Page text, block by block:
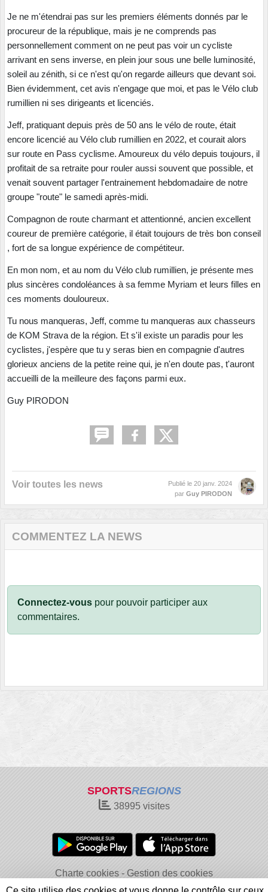
Je ne m'étendrai pas sur les premiers éléments donnés par le
procureur de la république, mais je ne comprends pas
personnellement comment on ne peut pas voir un cycliste
arrivant en sens inverse, en plein jour sous une belle luminosité,
soleil au zénith, si ce n'est qu'on regarde ailleurs que devant soi.
Bien évidemment, cet avis n'engage que moi, et pas le Vélo club
rumillien ni ses dirigeants et licenciés.
Jeff, pratiquant depuis près de 50 ans le vélo de route, était
encore licencié au Vélo club rumillien en 2022, et courait alors
sur route en Pass cyclisme. Amoureux du vélo depuis toujours, il
profitait de sa retraite pour rouler aussi souvent que possible, et
venait souvent partager l'entrainement hebdomadaire de notre
groupe "route" le samedi après-midi.
Compagnon de route charmant et attentionné, ancien excellent
coureur de première catégorie, il était toujours de très bon conseil
, fort de sa longue expérience de compétiteur.
En mon nom, et au nom du Vélo club rumillien, je présente mes
plus sincères condoléances à sa femme Myriam et leurs filles en
ces moments douloureux.
Tu nous manqueras, Jeff, comme tu manqueras aux chasseurs
de KOM Strava de la région. Et s'il existe un paradis pour les
cyclistes, j'espère que tu y seras bien en compagnie d'autres
glorieux anciens de la petite reine qui, je n'en doute pas, t'auront
accueilli de la meilleure des façons parmi eux.
Guy PIRODON
Voir toutes les news Publié le 20 janv. 2024
par Guy PIRODON
COMMENTEZ LA NEWS
Connectez-vous pour pouvoir participer aux
commentaires.
SPORTSREGIONS
38995visites
Charte cookies
Gestion des cookies
Informations légales
Signaler un contenu inapproprié